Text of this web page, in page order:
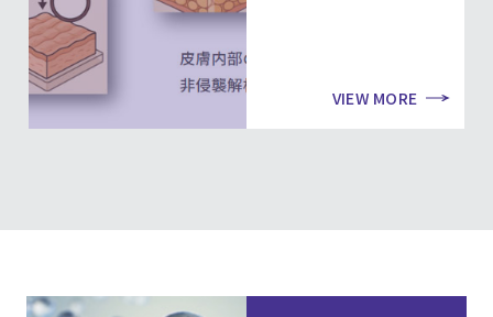
VIEW MORE